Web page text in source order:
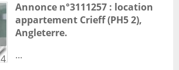
4
Annonce n°3111257 : location
appartement Crieff(PH5 2),
Angleterre.
...